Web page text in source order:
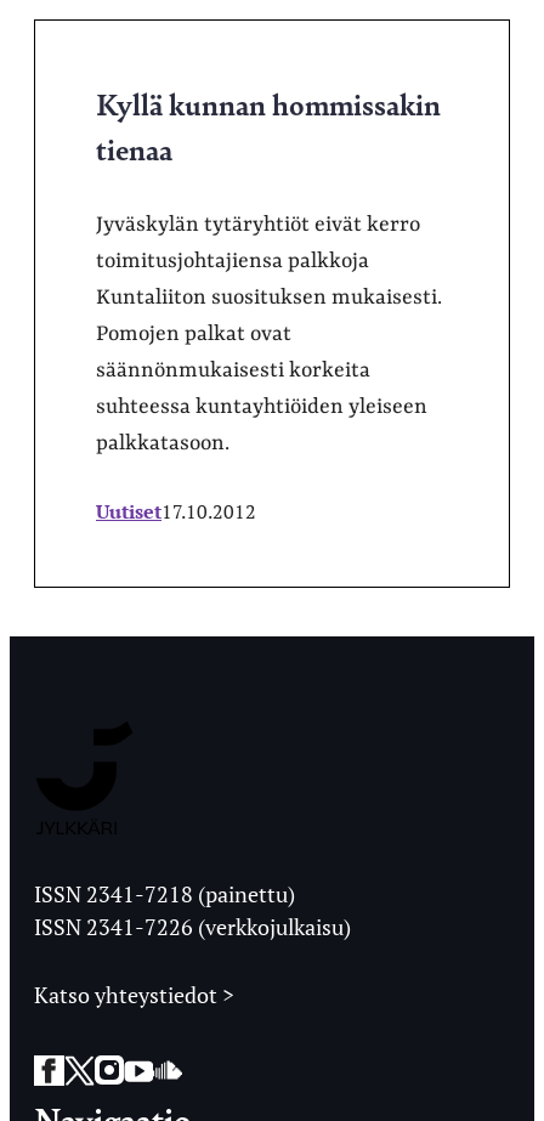
Kyllä kunnan hommissakin
tienaa
Jyväskylän tytäryhtiöt eivät kerro
toimitusjohtajiensa palkkoja
Kuntaliiton suosituksen mukaisesti.
Pomojen palkat ovat
säännönmukaisesti korkeita
suhteessa kuntayhtiöiden yleiseen
palkkatasoon.
Uutiset17.10.2012
Ylioppilaslehti
ISSN 2341-7218 (painettu)
ISSN 2341-7226 (verkkojulkaisu)
Katso yhteystiedot >
Facebook
Twitter
Instagram
YouTube
SoundCloud